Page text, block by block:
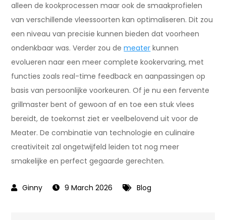
alleen de kookprocessen maar ook de smaakprofielen
van verschillende vleessoorten kan optimaliseren. Dit zou
een niveau van precisie kunnen bieden dat voorheen
ondenkbaar was. Verder zou demeater kunnen
evolueren naar een meer complete kookervaring, met
functies zoals real-time feedback en aanpassingen op
basis van persoonlijke voorkeuren. Of je nu een fervente
grillmaster bent of gewoon af en toe een stuk vlees
bereidt, de toekomst ziet er veelbelovend uit voor de
Meater. De combinatie van technologie en culinaire
creativiteit zal ongetwijfeld leiden tot nog meer
smakelijke en perfect gegaarde gerechten.
9 March 2026 Blog